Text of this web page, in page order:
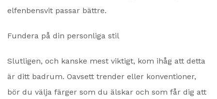
elfenbensvit passar bättre.
Fundera på din personliga stil
Slutligen, och kanske mest viktigt, kom ihåg att detta
är ditt badrum. Oavsett trender eller konventioner,
bör du välja färger som du älskar och som får dig att